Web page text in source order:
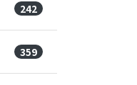
242
359